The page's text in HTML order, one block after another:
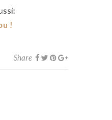
!
Share